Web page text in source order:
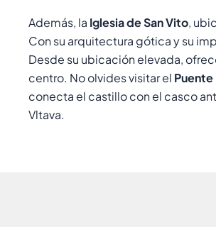
Además, la Iglesia de San Vito,
Con su arquitectura gótica y su
Desde su ubicación elevada,
centro. No olvides visitar el
conecta el castillo con el casco
Vltava.